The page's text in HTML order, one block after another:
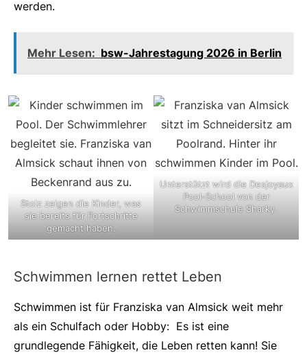
werden.
Mehr Lesen: bsw-Jahrestagung 2026 in Berlin
Stolz zeigen die Kinder, was
sie bereits für Fortschritte
gemacht haben.
Unterstützt wird die Desjoyaux
Pool-School von der
Schwimmschule Sharky.
Schwimmen lernen rettet Leben
Schwimmen ist für Franziska van Almsick weit mehr
als ein Schulfach oder Hobby: Es ist eine
grundlegende Fähigkeit, die Leben retten kann! Sie